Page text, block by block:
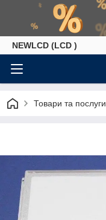
NEWLCD (LCD )
Товари та послуги